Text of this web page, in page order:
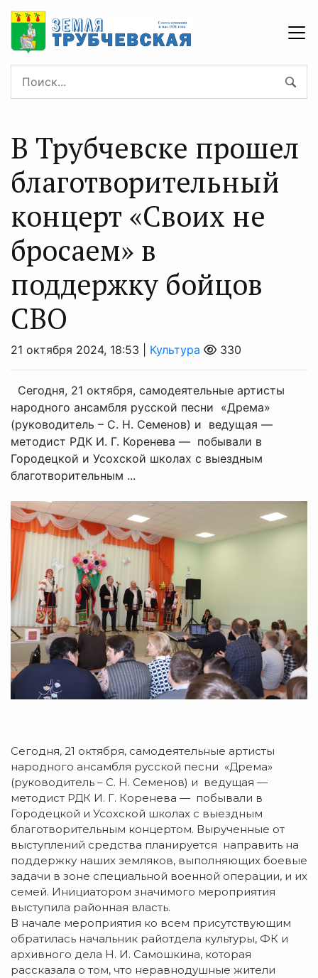
В Трубчевске прошел
благотворительный
концерт «Своих не
бросаем» в
поддержку бойцов
СВО
21 октября 2024, 18:53 | Культура 330
Сегодня, 21 октября, самодеятельные артисты
народного ансамбля русской песни «Дрема»
(руководитель – С. Н. Семенов) и ведущая —
методист РДК И. Г. Коренева — побывали в
Городецкой и Усохской школах с выездным
благотворительным ...
Сегодня, 21 октября, самодеятельные артисты
народного ансамбля русской песни «Дрема»
(руководитель – С. Н. Семенов) и ведущая —
методист РДК И. Г. Коренева — побывали в
Городецкой и Усохской школах с выездным
благотворительным концертом. Вырученные от
выступлений средства планируется направить на
поддержку наших земляков, выполняющих боевые
задачи в зоне специальной военной операции, и их
семей. Инициатором значимого мероприятия
выступила районная власть.
В начале мероприятия ко всем присутствующим
обратилась начальник райотдела культуры, ФК и
архивного дела Н. И. Самошкина, которая
рассказала о том, что неравнодушные жители